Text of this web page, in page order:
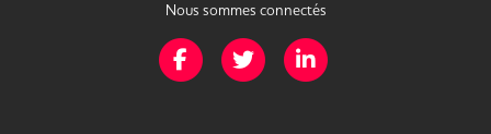
Nous sommes connectés
Page Facebook de Mission Handicap
Page Twitter de Mission Handicap